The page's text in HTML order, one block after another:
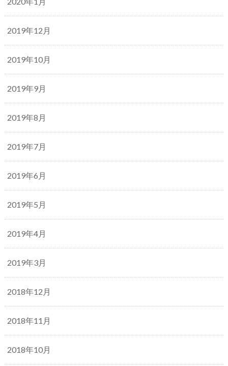
2019年12月
2019年10月
2019年9月
2019年8月
2019年7月
2019年6月
2019年5月
2019年4月
2019年3月
2018年12月
2018年11月
2018年10月